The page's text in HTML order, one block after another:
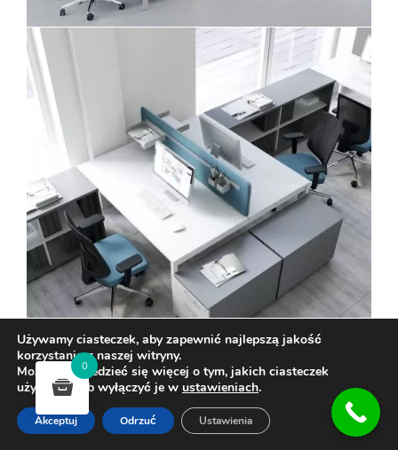
Używamy ciasteczek, aby zapewnić najlepszą jakość
korzystania z naszej witryny.
Możesz dowiedzieć się więcej o tym, jakich ciasteczek
używamy, lub wyłączyć je w ustawieniach.
Akceptuj Odrzuć Ustawienia
0